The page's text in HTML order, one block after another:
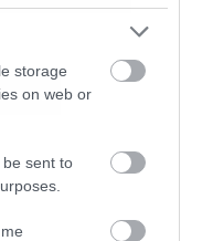
storage
on web or
sent to
Camazotz